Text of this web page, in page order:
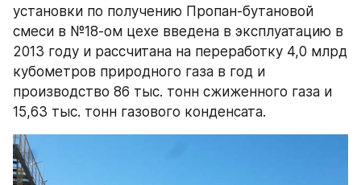
установки по получению Пропан-бутановой
смеси в №18-ом цехе введена в эксплуатацию в
2013 году и рассчитана на переработку 4,0 млрд
кубометров природного газа в год и
производство 86 тыс. тонн сжиженного газа и
15,63 тыс. тонн газового конденсата.